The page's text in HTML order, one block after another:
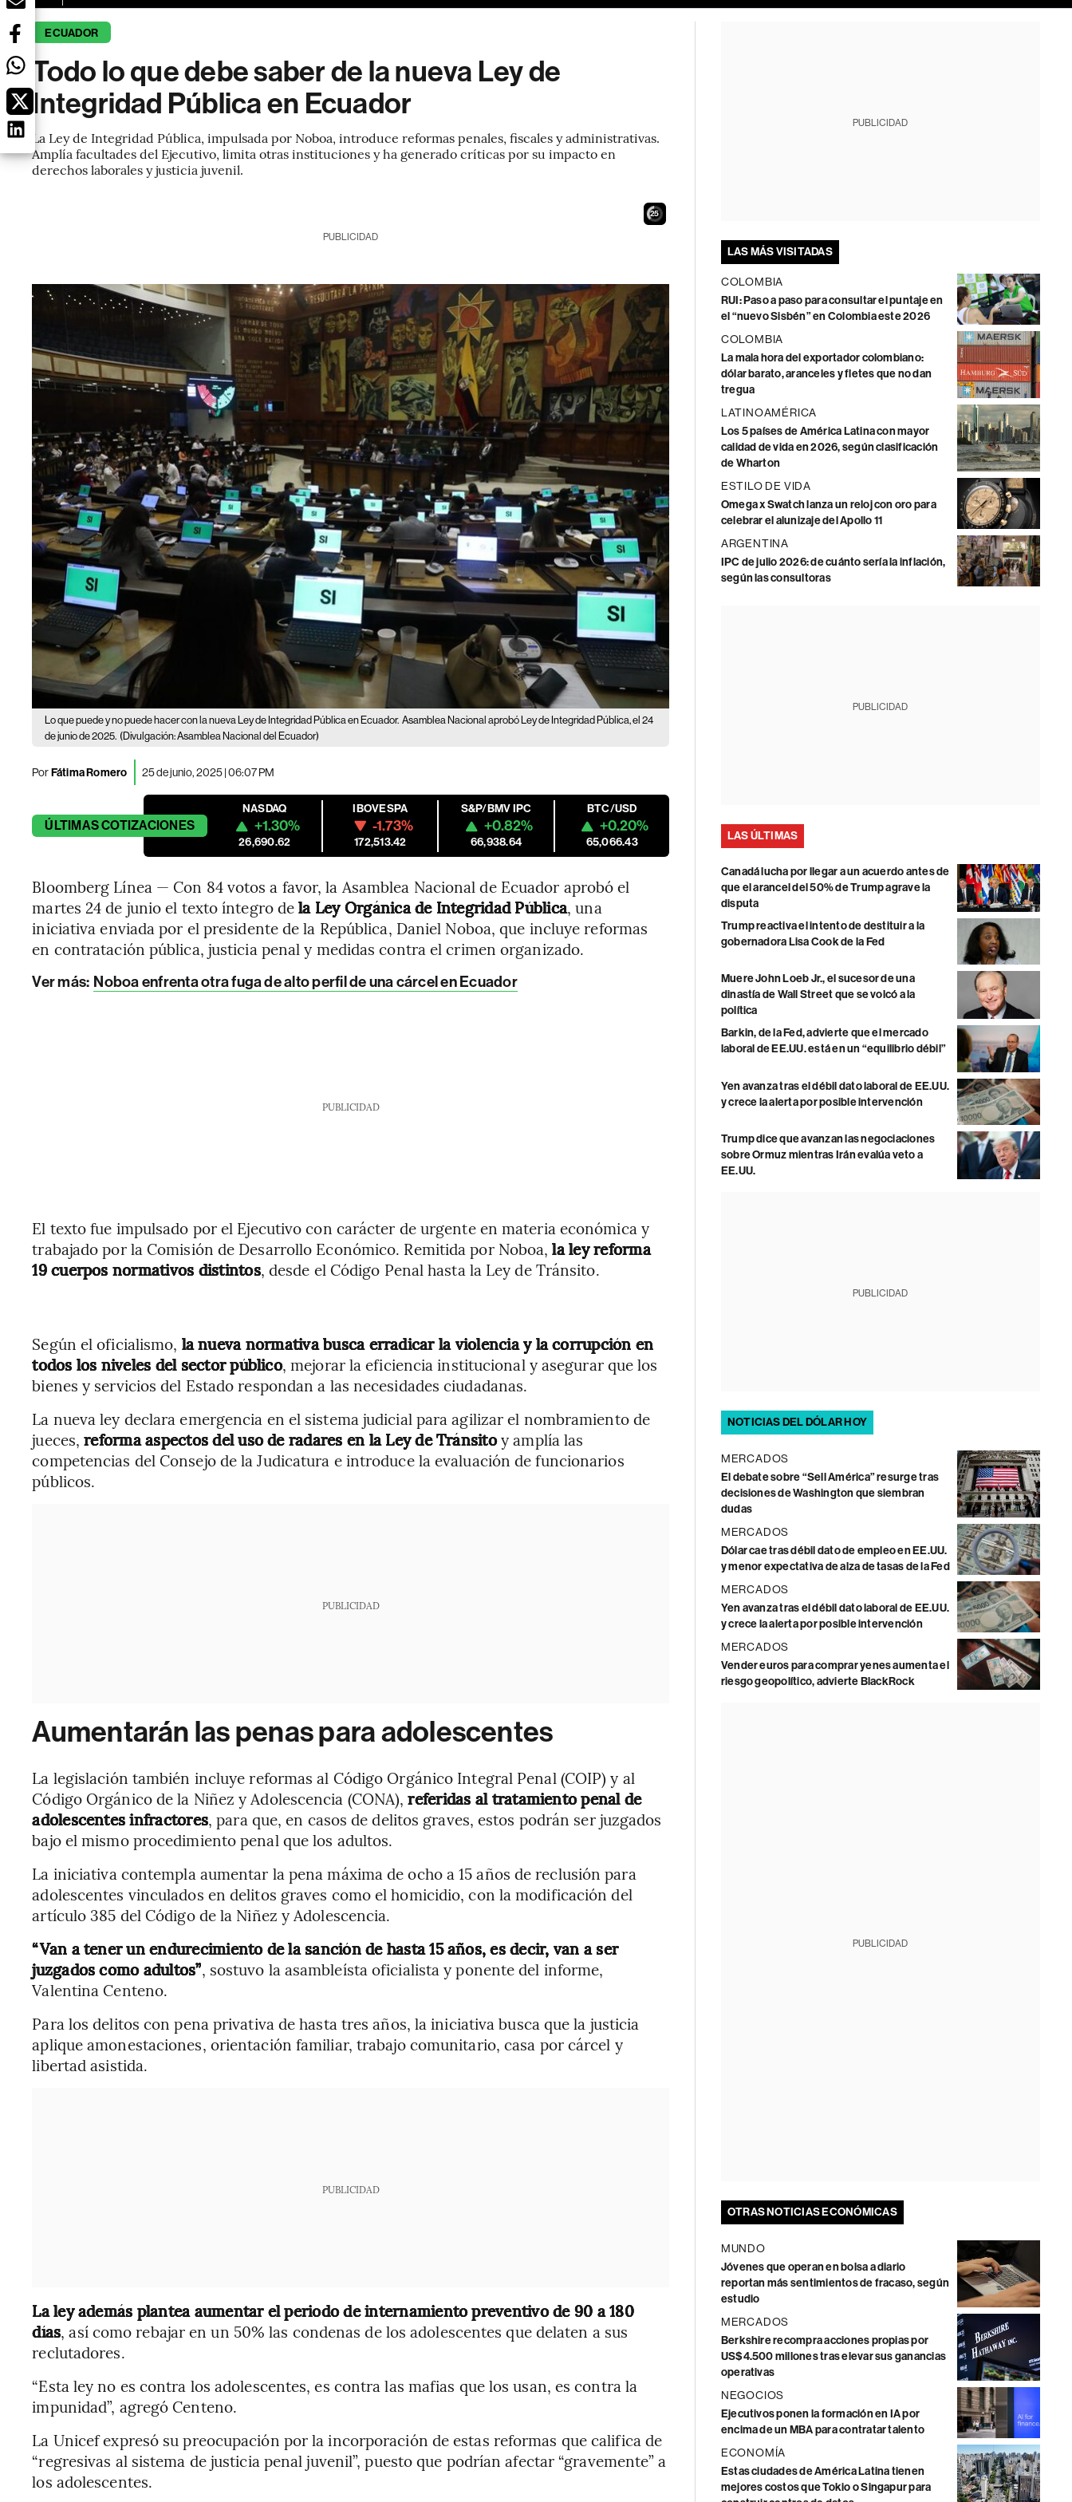
ECUADOR
Todo lo que debe saber de la nueva Ley de
Integridad Pública en Ecuador
La Ley de Integridad Pública, impulsada por Noboa, introduce reformas penales, fiscales y administrativas.
Amplía facultades del Ejecutivo, limita otras instituciones y ha generado críticas por su impacto en
derechos laborales y justicia juvenil.
24
PUBLICIDAD
Lo que puede y no puede hacer con la nueva Ley de Integridad Pública en Ecuador. Asamblea Nacional aprobó Ley de Integridad Pública, el 24
de junio de 2025. (Divulgación: Asamblea Nacional del Ecuador)
PorFátima Romero 25 de junio, 2025 | 06:07 PM
ÚLTIMASCOTIZACIONES
NASDAQ
+1.30%
26,690.62
IBOVESPA
-1.73%
172,513.42
S&P/BMV IPC
+0.82%
66,938.64
BTC/USD
+0.20%
65,066.43
Bloomberg Línea — Con 84 votos a favor, la Asamblea Nacional de Ecuador aprobó el
martes 24 de junio el texto íntegro dela Ley Orgánica de Integridad Pública, una
iniciativa enviada por el presidente de la República, Daniel Noboa, que incluye reformas
en contratación pública, justicia penal y medidas contra el crimen organizado.
Ver más: Noboa enfrenta otra fuga de alto perfil de una cárcel en Ecuador
PUBLICIDAD
El texto fue impulsado por el Ejecutivo con carácter de urgente en materia económica y
trabajado por la Comisión de Desarrollo Económico. Remitida por Noboa,la ley reforma
19 cuerpos normativos distintos, desde el Código Penal hasta la Ley de Tránsito.
Según el oficialismo, la nueva normativa busca erradicar la violencia y la corrupción en
todos los niveles del sector público, mejorar la eficiencia institucional y asegurar que los
bienes y servicios del Estado respondan a las necesidades ciudadanas.
La nueva ley declara emergencia en el sistema judicial para agilizar el nombramiento de
jueces, reforma aspectos del uso de radares en la Ley de Tránsitoy amplía las
competencias del Consejo de la Judicatura e introduce la evaluación de funcionarios
públicos.
PUBLICIDAD
Aumentarán las penas para adolescentes
La legislación también incluye reformas al Código Orgánico Integral Penal (COIP) y al
Código Orgánico de la Niñez y Adolescencia (CONA),referidas al tratamiento penal de
adolescentes infractores, para que, en casos de delitos graves, estos podrán ser juzgados
bajo el mismo procedimiento penal que los adultos.
La iniciativa contempla aumentar la pena máxima de ocho a 15 años de reclusión para
adolescentes vinculados en delitos graves como el homicidio, con la modificación del
artículo 385 del Código de la Niñez y Adolescencia.
“Van a tener un endurecimiento de la sanción de hasta 15 años, es decir, van a ser
juzgados como adultos”, sostuvo la asambleísta oficialista y ponente del informe,
Valentina Centeno.
Para los delitos con pena privativa de hasta tres años, la iniciativa busca que la justicia
aplique amonestaciones, orientación familiar, trabajo comunitario, casa por cárcel y
libertad asistida.
PUBLICIDAD
La ley además plantea aumentar el periodo de internamiento preventivo de 90 a 180
días, así como rebajar en un 50% las condenas de los adolescentes que delaten a sus
reclutadores.
“Esta ley no es contra los adolescentes, es contra las mafias que los usan, es contra la
impunidad”, agregó Centeno.
La Unicef expresó su preocupación por la incorporación de estas reformas que califica de
“regresivas al sistema de justicia penal juvenil”, puesto que podrían afectar “gravemente” a
los adolescentes.
PUBLICIDAD
LAS MÁS VISITADAS
COLOMBIA
RUI: Paso a paso para consultar el puntaje en
el “nuevo Sisbén” en Colombia este 2026
COLOMBIA
La mala hora del exportador colombiano:
dólar barato, aranceles y fletes que no dan
tregua
LATINOAMÉRICA
Los 5 países de América Latina con mayor
calidad de vida en 2026, según clasificación
de Wharton
ESTILO DE VIDA
Omega x Swatch lanza un reloj con oro para
celebrar el alunizaje del Apollo 11
ARGENTINA
IPC de julio 2026: de cuánto sería la inflación,
según las consultoras
PUBLICIDAD
LAS ÚLTIMAS
Canadá lucha por llegar a un acuerdo antes de
que el arancel del 50% de Trump agrave la
disputa
Trump reactiva el intento de destituir a la
gobernadora Lisa Cook de la Fed
Muere John Loeb Jr., el sucesor de una
dinastía de Wall Street que se volcó a la
política
Barkin, de la Fed, advierte que el mercado
laboral de EE.UU. está en un “equilibrio débil”
Yen avanza tras el débil dato laboral de EE.UU.
y crece la alerta por posible intervención
Trump dice que avanzan las negociaciones
sobre Ormuz mientras Irán evalúa veto a
EE.UU.
PUBLICIDAD
NOTICIAS DEL DÓLAR HOY
MERCADOS
El debate sobre “Sell América” resurge tras
decisiones de Washington que siembran
dudas
MERCADOS
Dólar cae tras débil dato de empleo en EE.UU.
y menor expectativa de alza de tasas de la Fed
MERCADOS
Yen avanza tras el débil dato laboral de EE.UU.
y crece la alerta por posible intervención
MERCADOS
Vender euros para comprar yenes aumenta el
riesgo geopolítico, advierte BlackRock
PUBLICIDAD
OTRAS NOTICIAS ECONÓMICAS
MUNDO
Jóvenes que operan en bolsa a diario
reportan más sentimientos de fracaso, según
estudio
MERCADOS
Berkshire recompra acciones propias por
US$4.500 millones tras elevar sus ganancias
operativas
NEGOCIOS
Ejecutivos ponen la formación en IA por
encima de un MBA para contratar talento
ECONOMÍA
Estas ciudades de América Latina tienen
mejores costos que Tokio o Singapur para